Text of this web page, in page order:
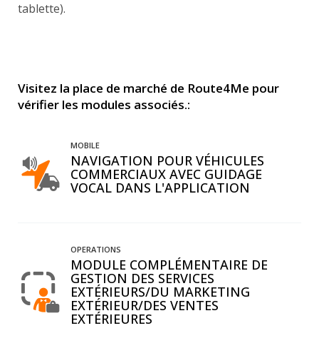
tablette).
Visitez la place de marché de Route4Me pour
vérifier les modules associés.:
MOBILE
NAVIGATION POUR VÉHICULES
COMMERCIAUX AVEC GUIDAGE
VOCAL DANS L'APPLICATION
OPERATIONS
MODULE COMPLÉMENTAIRE DE
GESTION DES SERVICES
EXTÉRIEURS/DU MARKETING
EXTÉRIEUR/DES VENTES
EXTÉRIEURES